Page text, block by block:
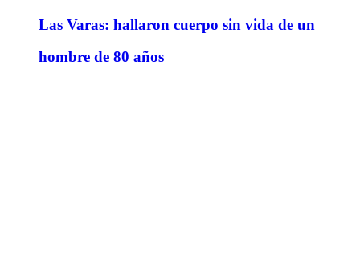
Las Varas: hallaron cuerpo sin vida de un
hombre de 80 años